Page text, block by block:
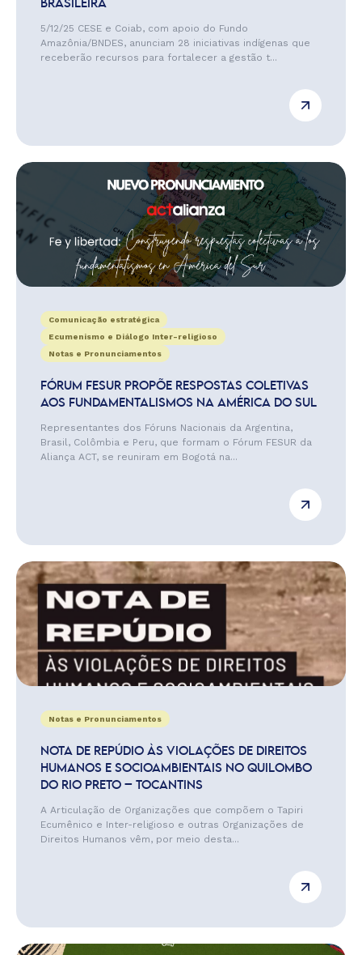
BRASILEIRA
5/12/25 CESE e Coiab, com apoio do Fundo
Amazônia/BNDES, anunciam 28 iniciativas indígenas que
receberão recursos para fortalecer a gestão t...
Comunicação estratégica
Ecumenismo e Diálogo Inter-religioso
Notas e Pronunciamentos
FÓRUM FESUR PROPÕE RESPOSTAS COLETIVAS
AOS FUNDAMENTALISMOS NA AMÉRICA DO SUL
Representantes dos Fóruns Nacionais da Argentina,
Brasil, Colômbia e Peru, que formam o Fórum FESUR da
Aliança ACT, se reuniram em Bogotá na...
Notas e Pronunciamentos
NOTA DE REPÚDIO ÀS VIOLAÇÕES DE DIREITOS
HUMANOS E SOCIOAMBIENTAIS NO QUILOMBO
DO RIO PRETO – TOCANTINS
A Articulação de Organizações que compõem o Tapiri
Ecumênico e Inter-religioso e outras Organizações de
Direitos Humanos vêm, por meio desta...